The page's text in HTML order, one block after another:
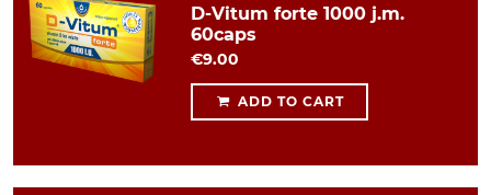
D-Vitum forte 1000 j.m.
60caps
€9.00
ADD TO CART